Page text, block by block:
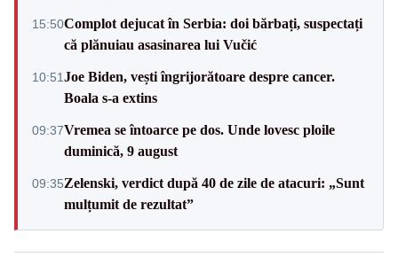
15:50Complot dejucat în Serbia: doi bărbați, suspectați
că plănuiau asasinarea lui Vučić
10:51Joe Biden, vești îngrijorătoare despre cancer.
Boala s-a extins
09:37Vremea se întoarce pe dos. Unde lovesc ploile
duminică, 9 august
09:35Zelenski, verdict după 40 de zile de atacuri: „Sunt
mulțumit de rezultat”